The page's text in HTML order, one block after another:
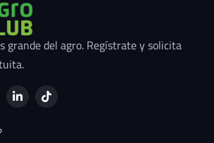
grande del agro. Regístrate y solicita